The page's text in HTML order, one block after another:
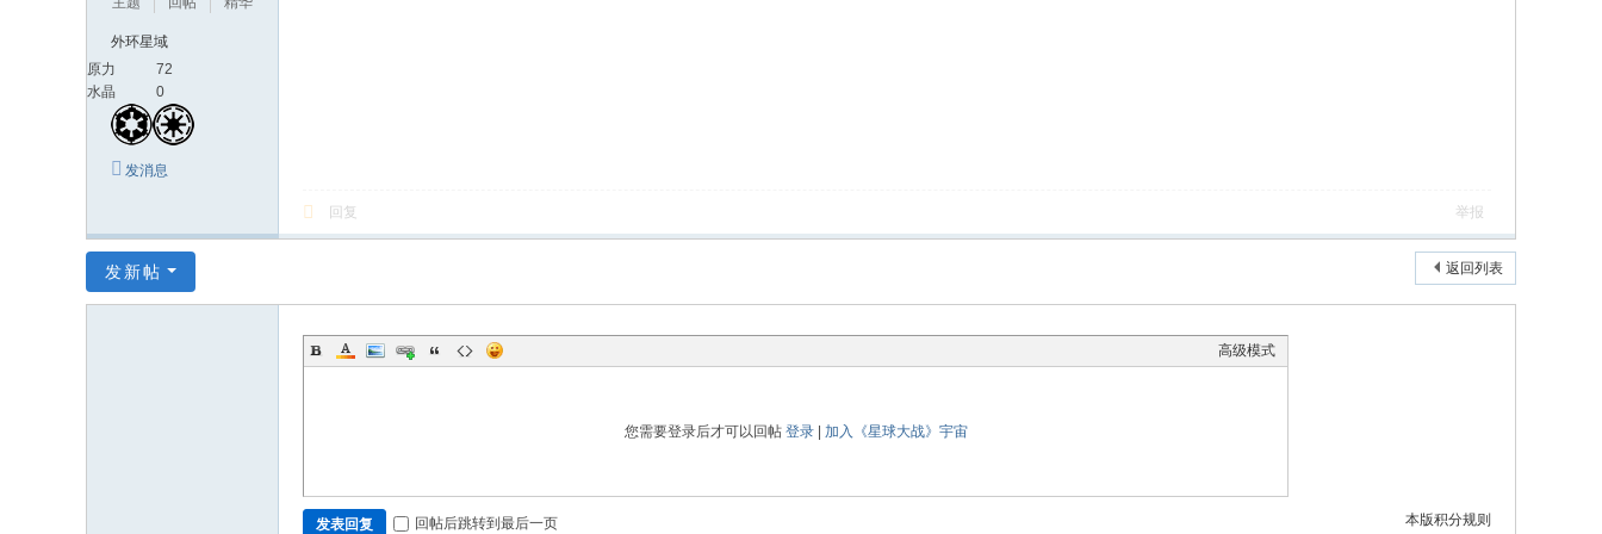
外环星域
原力
72
水晶
0
发消息
回复 举报
返回列表
发新帖
高级模式
您需要登录后才可以回帖 登录| 加入《星球大战》宇宙
本版积分规则
发表回复 回帖后跳转到最后一页